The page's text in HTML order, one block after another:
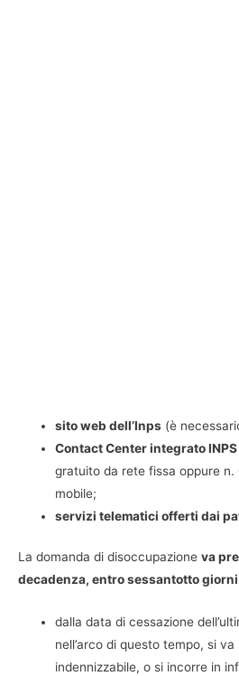
sito web dell’Inps (è
Contact Center integrato INPS
gratuito da rete fissa oppure
mobile;
servizi telematici offerti dai
La domanda di disoccupazione va
decadenza, entro sessantotto giorni
dalla data di cessazione
nell’arco di questo tempo, si
indennizzabile, o si incorre in